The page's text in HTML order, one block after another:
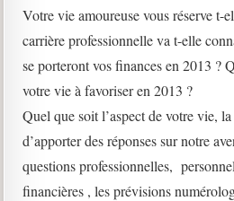
Votre vie amoureuse vous réserve t-
carrière professionnelle va t-elle
se porteront vos finances en 2013 ?
votre vie à favoriser en 2013 ?
Quel que soit l’aspect de votre vie,
d’apporter des réponses sur notre
questions professionnelles,
financières , les prévisions